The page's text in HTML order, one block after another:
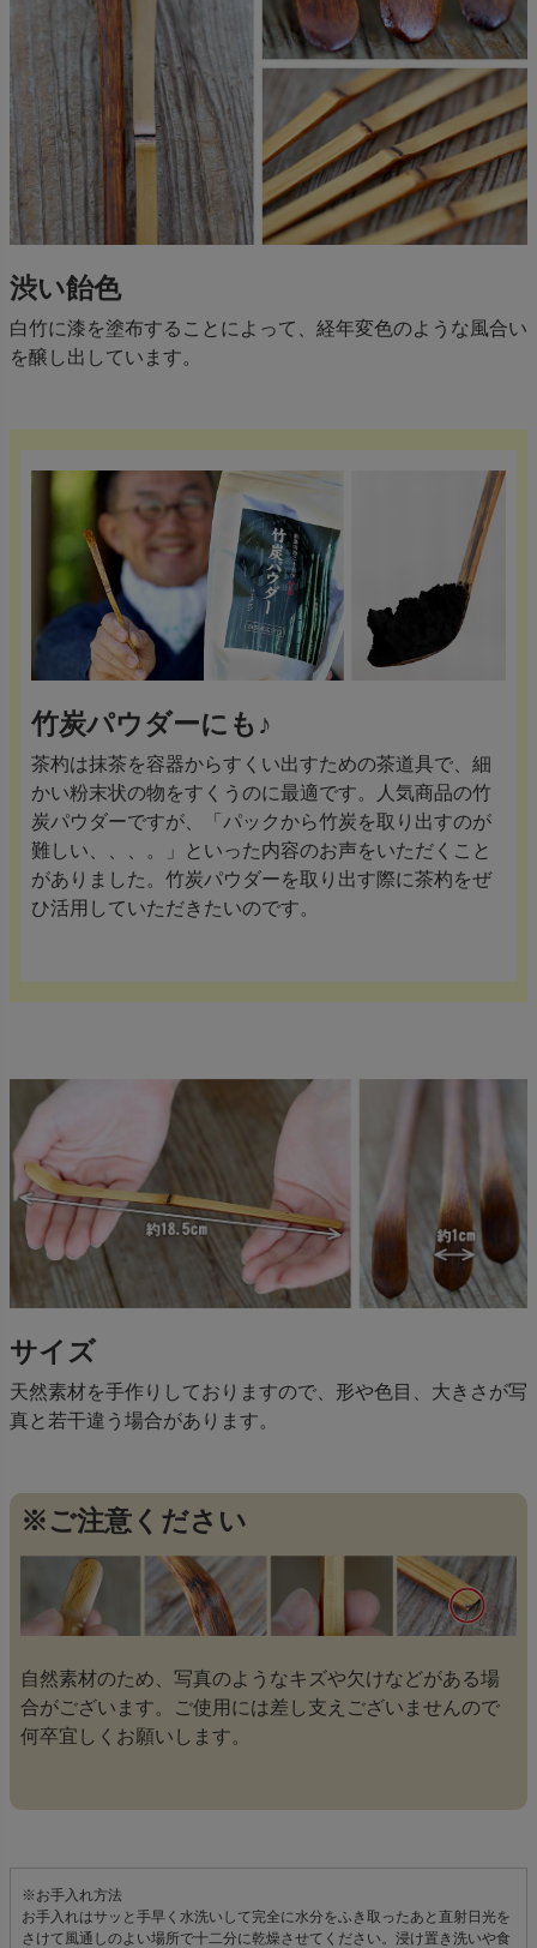
渋い飴色
白竹に漆を塗布することによって、経年変色のような風合い
を醸し出しています。
竹炭パウダーにも♪
茶杓は抹茶を容器からすくい出すための茶道具で、細
かい粉末状の物をすくうのに最適です。人気商品の竹
炭パウダーですが、「パックから竹炭を取り出すのが
難しい、、、。」といった内容のお声をいただくこと
がありました。竹炭パウダーを取り出す際に茶杓をぜ
ひ活用していただきたいのです。
サイズ
天然素材を手作りしておりますので、形や色目、大きさが写
真と若干違う場合があります。
※ご注意ください
自然素材のため、写真のようなキズや欠けなどがある場
合がございます。ご使用には差し支えございませんので
何卒宜しくお願いします。
※お手入れ方法
お手入れはサッと手早く水洗いして完全に水分をふき取ったあと直射日光を
さけて風通しのよい場所で十二分に乾燥させてください。浸け置き洗いや食